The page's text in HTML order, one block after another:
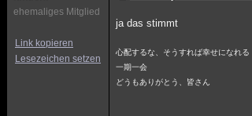
ehemaliges Mitglied
Link kopieren
Lesezeichen setzen
ja das stimmt
心配するな、そうすれば幸せになれる
一期一会
どうもありがとう、皆さん